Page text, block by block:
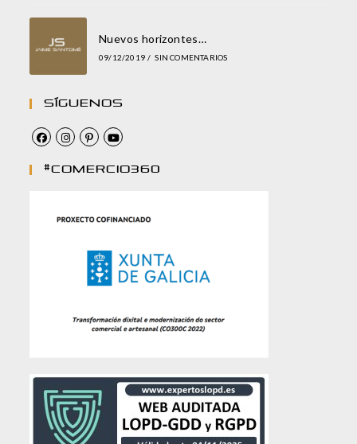
Nuevos horizontes…
09/12/2019 / SIN COMENTARIOS
Síguenos
#comercio360